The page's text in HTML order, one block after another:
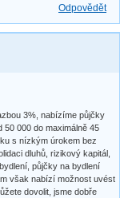
Odpovědět
3%, nabízíme půjčky
000 do maximálně 45
s nízkým úrokem bez
dluhů, rizikový kapitál,
půjčky na bydlení
však nabízí možnost uvést
dovolit, jsme dobře